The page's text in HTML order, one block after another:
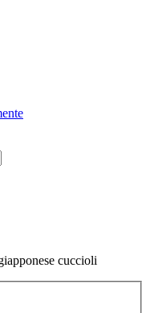
cuccioli